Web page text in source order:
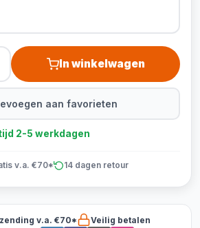
In winkelwagen
aan favorieten
2-5 werkdagen
v.a. €70* 14 dagen retour
v.a. €70*
Veilig betalen